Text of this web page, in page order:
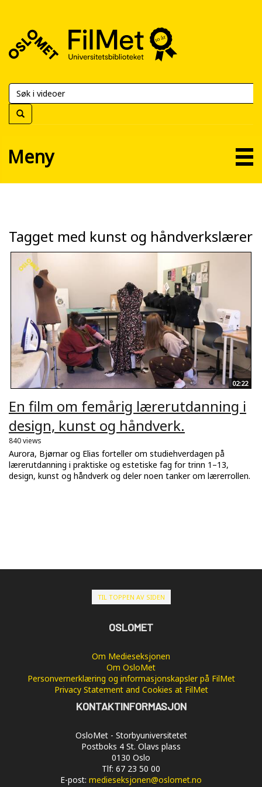
FilMet
Universitetsbiblioteket
Meny
Tagget med kunst og håndverkslærer
02:22
En film om femårig lærerutdanning i
design, kunst og håndverk.
840 views
Aurora, Bjørnar og Elias forteller om studiehverdagen på
lærerutdanning i praktiske og estetiske fag for trinn 1–13,
design, kunst og håndverk og deler noen tanker om lærerrollen.
TIL TOPPEN AV SIDEN
OSLOMET
Om Medieseksjonen
Om OsloMet
Personvernerklæring og informasjonskapsler på FilMet
Privacy Statement and Cookies at FilMet
KONTAKTINFORMASJON
OsloMet - Storbyuniversitetet
Postboks 4 St. Olavs plass
0130 Oslo
Tlf: 67 23 50 00
E-post: medieseksjonen@oslomet.no